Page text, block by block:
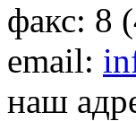
факс: 8
email:
наш